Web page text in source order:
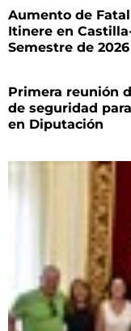
Aumento de
Itinere en
Semestre de 2026
Primera reunión
de seguridad
en Diputación